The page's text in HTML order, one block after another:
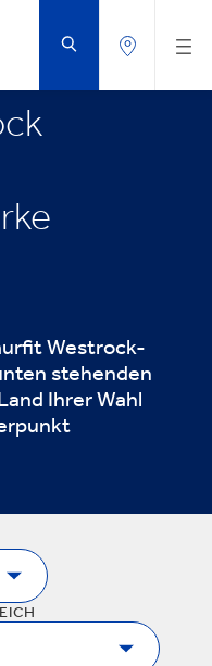
Westrock-
stehenden
Ihrer Wahl